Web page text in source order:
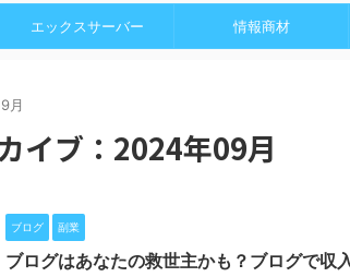
エックスサーバー 情報商材
9月
イブ：2024年09月
ブログ 副業
ブログはあなたの救世主かも？ブログで収